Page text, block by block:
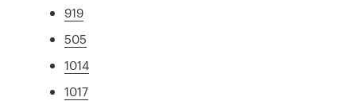
919
505
1014
1017